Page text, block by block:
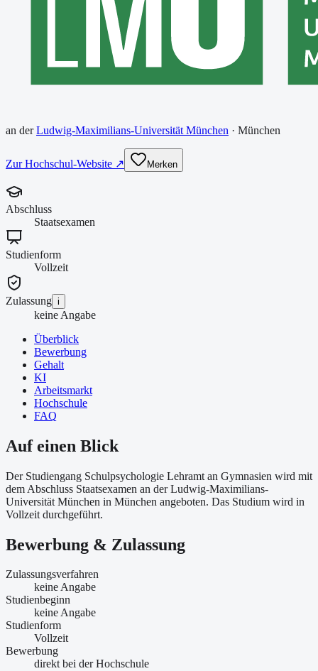
an derLudwig-Maximilians-Universität München · München
Zur Hochschul-Website ↗ Merken
Abschluss
Staatsexamen
Studienform
Vollzeit
Zulassung i
keine Angabe
Überblick
Bewerbung
Gehalt
KI
Arbeitsmarkt
Hochschule
FAQ
Auf einen Blick
Der Studiengang Schulpsychologie Lehramt an Gymnasien wird mit
dem Abschluss Staatsexamen an der Ludwig-Maximilians-
Universität München in München angeboten. Das Studium wird in
Vollzeit durchgeführt.
Bewerbung & Zulassung
Zulassungsverfahren
keine Angabe
Studienbeginn
keine Angabe
Studienform
Vollzeit
Bewerbung
direkt bei der Hochschule